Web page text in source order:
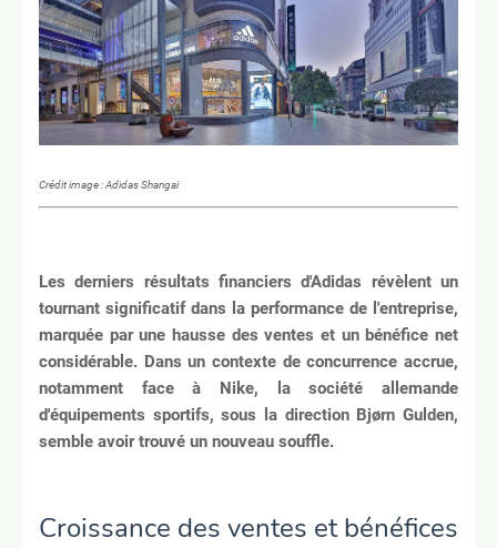
Crédit image : Adidas Shangai
Les derniers résultats financiers d'Adidas révèlent un
tournant significatif dans la performance de l'entreprise,
marquée par une hausse des ventes et un bénéfice net
considérable. Dans un contexte de concurrence accrue,
notamment face à Nike, la société allemande
d'équipements sportifs, sous la direction Bjørn Gulden,
semble avoir trouvé un nouveau souffle.
Croissance des ventes et bénéfices